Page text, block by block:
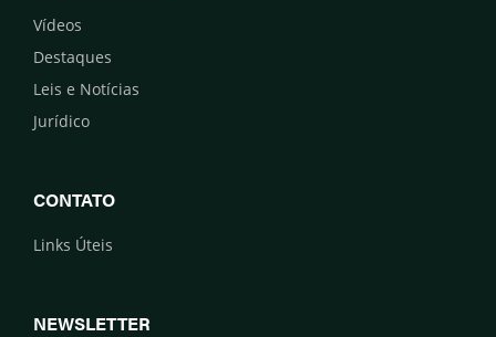
Vídeos
Destaques
Leis e Notícias
Jurídico
CONTATO
Links Úteis
NEWSLETTER